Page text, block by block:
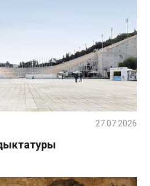
27.07.2026